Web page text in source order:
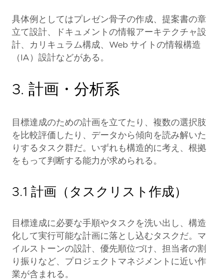
具体例としてはプレゼン骨子の作成、提案書の章
立て設計、ドキュメントの情報アーキテクチャ設
計、カリキュラム構成、Web サイトの情報構造
（IA）設計などがある。
3. 計画・分析系
目標達成のための計画を立てたり、複数の選択肢
を比較評価したり、データから傾向を読み解いた
りするタスク群だ。いずれも構造的に考え、根拠
をもって判断する能力が求められる。
3.1 計画（タスクリスト作成）
目標達成に必要な手順やタスクを洗い出し、構造
化して実行可能な計画に落とし込むタスクだ。マ
イルストーンの設計、優先順位づけ、担当者の割
り振りなど、プロジェクトマネジメントに近い作
業が含まれる。